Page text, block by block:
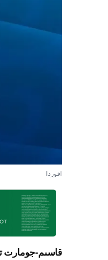
اقوردا
قاسىم-جومارت